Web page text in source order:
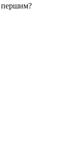
першим?